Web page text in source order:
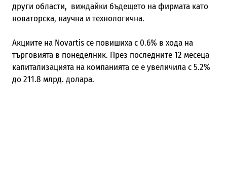
други области, виждайки бъдещето на фирмата като
новаторска, научна и технологична.
Акциите на Novartis се повишиха с 0.6% в хода на
търговията в понеделник. През последните 12 месеца
капитализацията на компанията се е увеличила с 5.2%
до 211.8 млрд. долара.